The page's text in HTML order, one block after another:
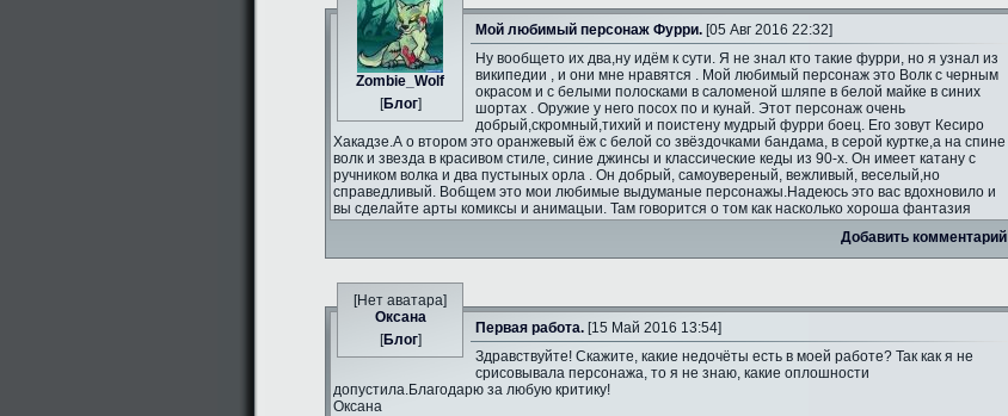
Zombie_Wolf
[Блог]
Мой любимый персонаж Фурри. [05 Авг 2016 22:32]
Ну вообщето их два,ну идём к сути. Я не знал кто такие фурри, но я узнал из
википедии , и они мне нравятся . Мой любимый персонаж это Волк с черным
окрасом и с белыми полосками в саломеной шляпе в белой майке в синих
шортах . Оружие у него посох по и кунай. Этот персонаж очень
добрый,скромный,тихий и поистену мудрый фурри боец. Его зовут Кесиро
Хакадзе.А о втором это оранжевый ёж с белой со звёздочками бандама, в серой куртке,а на спине
волк и звезда в красивом стиле, синие джинсы и классические кеды из 90-х. Он имеет катану с
ручником волка и два пустыных орла . Он добрый, самоувереный, вежливый, веселый,но
справедливый. Вобщем это мои любимые выдуманые персонажы.Надеюсь это вас вдохновило и
вы сделайте арты комиксы и анимацыи. Там говорится о том как насколько хороша фантазия
Добавить комментарий
[Нет аватара]
Оксана
[Блог]
Первая работа. [15 Май 2016 13:54]
Здравствуйте! Скажите, какие недочёты есть в моей работе? Так как я не
срисовывала персонажа, то я не знаю, какие оплошности
допустила.Благодарю за любую критику!
Оксана